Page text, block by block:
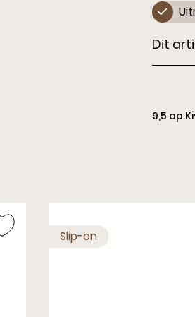
Dit
9,5 op
Slip-on